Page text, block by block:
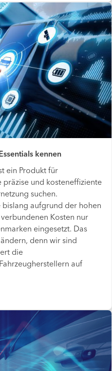
kennen
ein Produkt für
präzise und kosteneffiziente
suchen.
aufgrund der hohen
Kosten nur
eingesetzt. Das
denn wir sind
die
auf